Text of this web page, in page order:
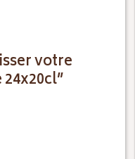
votre